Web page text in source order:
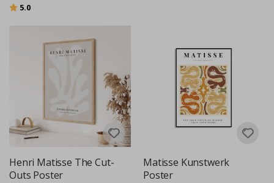
Bewertung:
5.0
Henri Matisse The Cut-
Outs Poster
Matisse Kunstwerk
Poster